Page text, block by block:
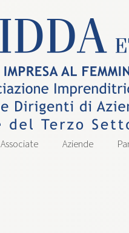
Associate Aziende